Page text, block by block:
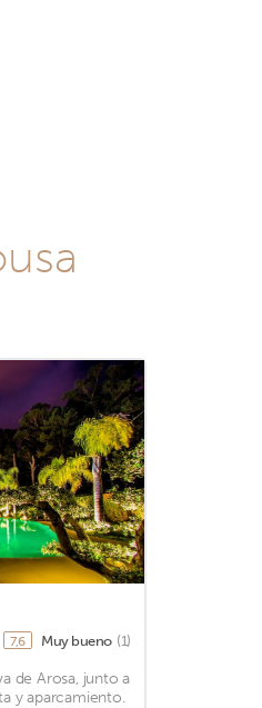
7,6 Muy bueno (1)
de Arosa, junto a
y aparcamiento.